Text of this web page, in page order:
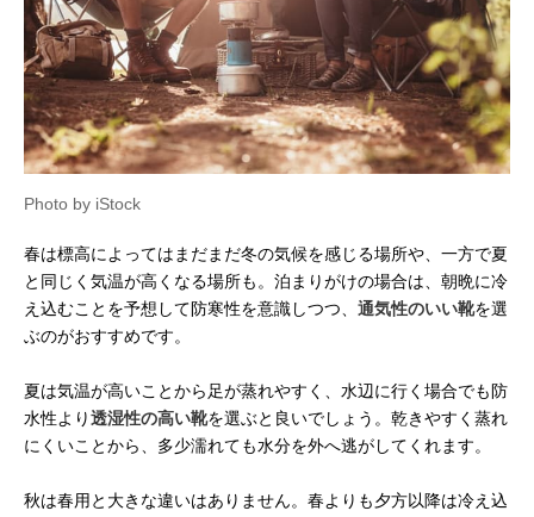
Photo by iStock
春は標高によってはまだまだ冬の気候を感じる場所や、一方で夏
と同じく気温が高くなる場所も。泊まりがけの場合は、朝晩に冷
え込むことを予想して防寒性を意識しつつ、 通気性のいい靴を選
ぶのがおすすめです。
夏は気温が高いことから足が蒸れやすく、水辺に行く場合でも防
水性より透湿性の高い靴を選ぶと良いでしょう。乾きやすく蒸れ
にくいことから、多少濡れても水分を外へ逃がしてくれます。
秋は春用と大きな違いはありません。春よりも夕方以降は冷え込